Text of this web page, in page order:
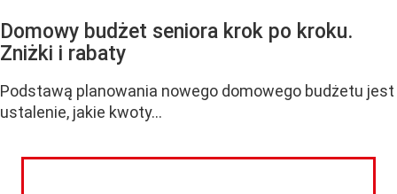
Domowy budżet seniora krok po kroku.
Zniżki i rabaty
Podstawą planowania nowego domowego budżetu jest
ustalenie, jakie kwoty...